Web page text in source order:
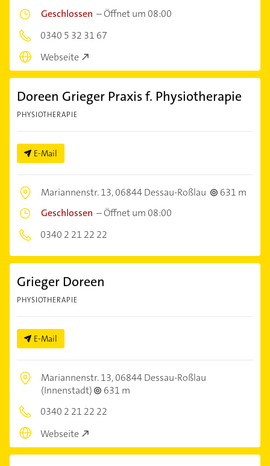
Geschlossen –Öffnet um 08:00
0340 5 32 31 67
Webseite
Doreen Grieger Praxis f. Physiotherapie
PHYSIOTHERAPIE
E-Mail
Mariannenstr. 13,06844 Dessau-Roßlau
631 m
Geschlossen –Öffnet um 08:00
0340 2 21 22 22
Grieger Doreen
PHYSIOTHERAPIE
E-Mail
Mariannenstr. 13,06844 Dessau-Roßlau
(Innenstadt)
631 m
0340 2 21 22 22
Webseite